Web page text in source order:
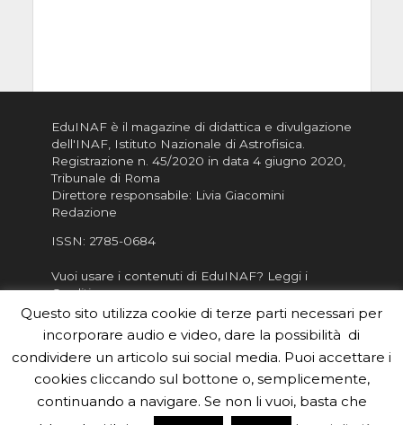
EduINAF è il magazine di didattica e divulgazione
dell'INAF, Istituto Nazionale di Astrofisica
Registrazione n. 45/2020 in data 4 giugno 2020,
Tribunale di Roma
Direttore responsabile: Livia Giacomini
Redazione
ISSN: 2785-0684
Vuoi usare i contenuti di EduINAF? Leggi i
Crediti.
Informativa sulla Privacy
Informatva sui Cookie
Per la rubrica de l'Astronomo risponde, per
inviarci le tue foto o i tuoi contributi, scrivici a
redazione.edu [chiocciola] inaf.it oppure compila
Questo sito utilizza cookie di terze parti necessari per
incorporare audio e video, dare la possibilità di
condividere un articolo sui social media. Puoi accettare i
cookies cliccando sul bottone o, semplicemente,
continuando a navigare. Se non li vuoi, basta che